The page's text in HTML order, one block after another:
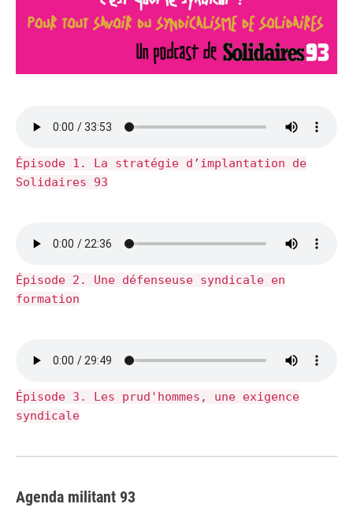
Épisode 1. La stratégie d’implantation de
Solidaires 93
Épisode 2. Une défenseuse syndicale en
formation
Épisode 3. Les prud'hommes, une exigence
syndicale
Agenda militant 93